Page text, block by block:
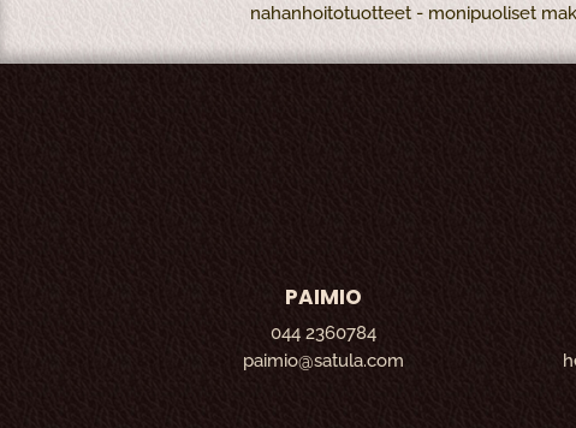
nahanhoitotuotteet - monipuoliset
PAIMIO
044 2360784
paimio@satula.com